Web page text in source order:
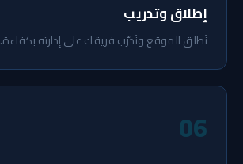
إطلاق وتدريب
نُطلق الموقع ونُدرّب فريقك على إدارته بكفاءة.
06